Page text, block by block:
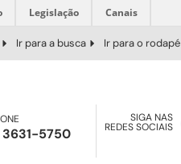
Legislação Canais
Ir para a busca Ir para o rodapé
5750
SIGA NAS
REDES SOCIAIS